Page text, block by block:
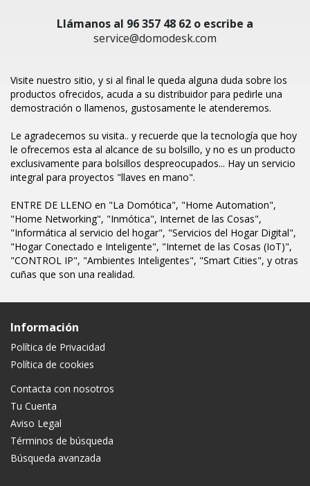
Llámanos al 96 357 48 62 o escribe a
service@domodesk.com
Visite nuestro sitio, y si al final le queda alguna duda sobre los
productos ofrecidos, acuda a su distribuidor para pedirle una
demostración o llamenos, gustosamente le atenderemos.
Le agradecemos su visita.. y recuerde que la tecnología que hoy
le ofrecemos esta al alcance de su bolsillo, y no es un producto
exclusivamente para bolsillos despreocupados... Hay un servicio
integral para proyectos "llaves en mano".
ENTRE DE LLENO en "La Domótica", "Home Automation",
"Home Networking", "Inmótica", Internet de las Cosas",
"Informática al servicio del hogar", "Servicios del Hogar Digital",
"Hogar Conectado e Inteligente", "Internet de las Cosas (IoT)",
"CONTROL IP", "Ambientes Inteligentes", "Smart Cities", y otras
cuñas que son una realidad.
Información
Política de Privacidad
Política de cookies
Contacta con nosotros
Tu Cuenta
Aviso Legal
Términos de búsqueda
Búsqueda avanzada